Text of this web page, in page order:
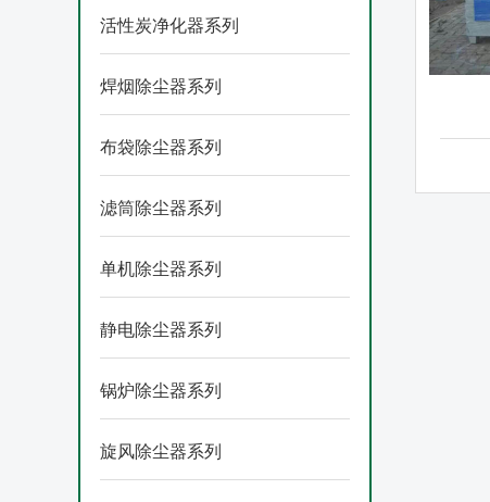
活性炭净化器系列
焊烟除尘器系列
布袋除尘器系列
滤筒除尘器系列
单机除尘器系列
静电除尘器系列
锅炉除尘器系列
旋风除尘器系列